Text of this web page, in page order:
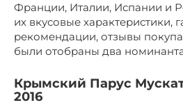
Франции, Италии, Испании и
их вкусовые характеристики,
рекомендации, отзывы
были отобраны два
Крымский Парус
2016